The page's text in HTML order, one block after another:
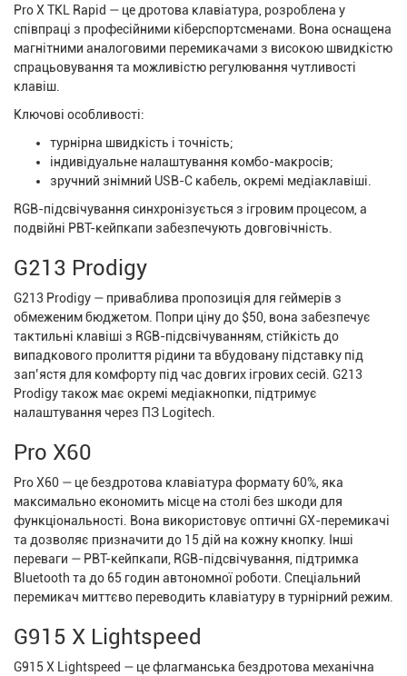
Pro X TKL Rapid — це дротова клавіатура, розроблена у
співпраці з професійними кіберспортсменами. Вона оснащена
магнітними аналоговими перемикачами з високою швидкістю
спрацьовування та можливістю регулювання чутливості
клавіш.
Ключові особливості:
турнірна швидкість і точність;
індивідуальне налаштування комбо-макросів;
зручний знімний USB-C кабель, окремі медіаклавіші.
RGB-підсвічування синхронізується з ігровим процесом, а
подвійні PBT-кейпкапи забезпечують довговічність.
G213 Prodigy
G213 Prodigy — приваблива пропозиція для геймерів з
обмеженим бюджетом. Попри ціну до $50, вона забезпечує
тактильні клавіші з RGB-підсвічуванням, стійкість до
випадкового пролиття рідини та вбудовану підставку під
зап’ястя для комфорту під час довгих ігрових сесій. G213
Prodigy також має окремі медіакнопки, підтримує
налаштування через ПЗ Logitech.
Pro X60
Pro X60 — це бездротова клавіатура формату 60%, яка
максимально економить місце на столі без шкоди для
функціональності. Вона використовує оптичні GX-перемикачі
та дозволяє призначити до 15 дій на кожну кнопку. Інші
переваги — PBT-кейпкапи, RGB-підсвічування, підтримка
Bluetooth та до 65 годин автономної роботи. Спеціальний
перемикач миттєво переводить клавіатуру в турнірний режим.
G915 X Lightspeed
G915 X Lightspeed — це флагманська бездротова механічна